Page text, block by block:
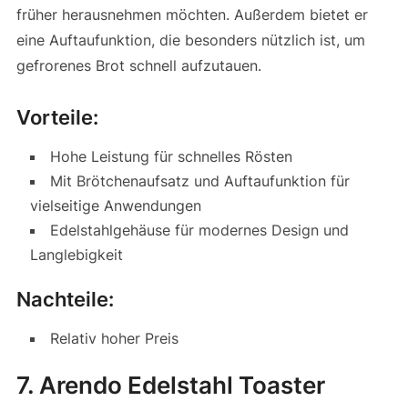
früher herausnehmen möchten. Außerdem bietet er
eine Auftaufunktion, die besonders nützlich ist, um
gefrorenes Brot schnell aufzutauen.
Vorteile:
Hohe Leistung für schnelles Rösten
Mit Brötchenaufsatz und Auftaufunktion für
vielseitige Anwendungen
Edelstahlgehäuse für modernes Design und
Langlebigkeit
Nachteile:
Relativ hoher Preis
7. Arendo Edelstahl Toaster